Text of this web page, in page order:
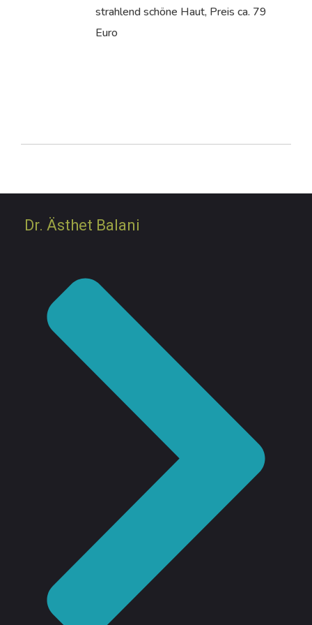
strahlend schöne Haut, Preis ca. 79
Euro
Dr. Ästhet Balani